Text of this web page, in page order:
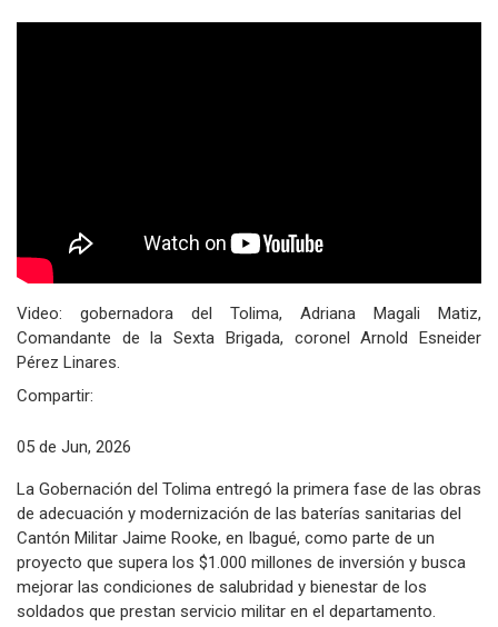
Video: gobernadora del Tolima, Adriana Magali Matiz,
Comandante de la Sexta Brigada, coronel Arnold Esneider
Pérez Linares.
Compartir:
05 de Jun, 2026
La Gobernación del Tolima entregó la primera fase de las obras
de adecuación y modernización de las baterías sanitarias del
Cantón Militar Jaime Rooke, en Ibagué, como parte de un
proyecto que supera los $1.000 millones de inversión y busca
mejorar las condiciones de salubridad y bienestar de los
soldados que prestan servicio militar en el departamento.